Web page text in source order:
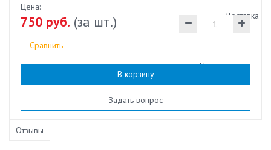
Наличие:есть
Доставка
Цена:
750 руб. (за шт.)
Сравнить
В корзину
Задать вопрос
Отзывы